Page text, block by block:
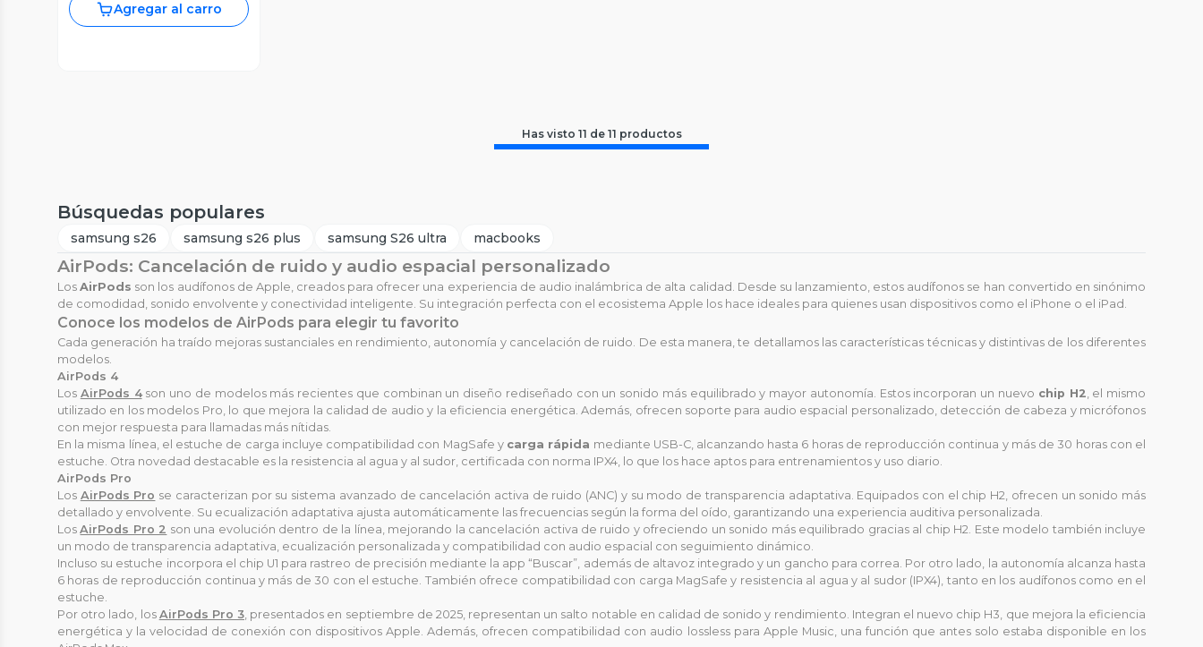
Agregar al carro
Has visto 11 de 11 productos
Búsquedas populares
samsung s26 samsung s26 plus samsung S26 ultra macbooks
AirPods: Cancelación de ruido y audio espacial personalizado
LosAirPods son los audífonos de Apple, creados para ofrecer una experiencia de audio inalámbrica de alta calidad. Desde su lanzamiento, estos audífonos se han convertido en sinónimo
de comodidad, sonido envolvente y conectividad inteligente. Su integración perfecta con el ecosistema Apple los hace ideales para quienes usan dispositivos como el iPhone o el iPad.
Conoce los modelos de AirPods para elegir tu favorito
Cada generación ha traído mejoras sustanciales en rendimiento, autonomía y cancelación de ruido. De esta manera, te detallamos las características técnicas y distintivas de los diferentes
modelos.
AirPods 4
Los AirPods 4son uno de modelos más recientes que combinan un diseño rediseñado con un sonido más equilibrado y mayor autonomía. Estos incorporan un nuevo chip H2, el mismo
utilizado en los modelos Pro, lo que mejora la calidad de audio y la eficiencia energética. Además, ofrecen soporte para audio espacial personalizado, detección de cabeza y micrófonos
con mejor respuesta para llamadas más nítidas.
En la misma línea, el estuche de carga incluye compatibilidad con MagSafe y carga rápida mediante USB-C, alcanzando hasta 6 horas de reproducción continua y más de 30 horas con el
estuche. Otra novedad destacable es la resistencia al agua y al sudor, certificada con norma IPX4, lo que los hace aptos para entrenamientos y uso diario.
AirPods Pro
Los AirPods Pro se caracterizan por su sistema avanzado de cancelación activa de ruido (ANC) y su modo de transparencia adaptativa. Equipados con el chip H2, ofrecen un sonido más
detallado y envolvente. Su ecualización adaptativa ajusta automáticamente las frecuencias según la forma del oído, garantizando una experiencia auditiva personalizada.
LosAirPods Pro 2 son una evolución dentro de la línea, mejorando la cancelación activa de ruido y ofreciendo un sonido más equilibrado gracias al chip H2. Este modelo también incluye
un modo de transparencia adaptativa, ecualización personalizada y compatibilidad con audio espacial con seguimiento dinámico.
Incluso su estuche incorpora el chip U1 para rastreo de precisión mediante la app “Buscar”, además de altavoz integrado y un gancho para correa. Por otro lado, la autonomía alcanza hasta
6 horas de reproducción continua y más de 30 con el estuche. También ofrece compatibilidad con carga MagSafe y resistencia al agua y al sudor (IPX4), tanto en los audífonos como en el
estuche.
Por otro lado, los AirPods Pro 3, presentados en septiembre de 2025, representan un salto notable en calidad de sonido y rendimiento. Integran el nuevo chip H3, que mejora la eficiencia
energética y la velocidad de conexión con dispositivos Apple. Además, ofrecen compatibilidad con audio lossless para Apple Music, una función que antes solo estaba disponible en los